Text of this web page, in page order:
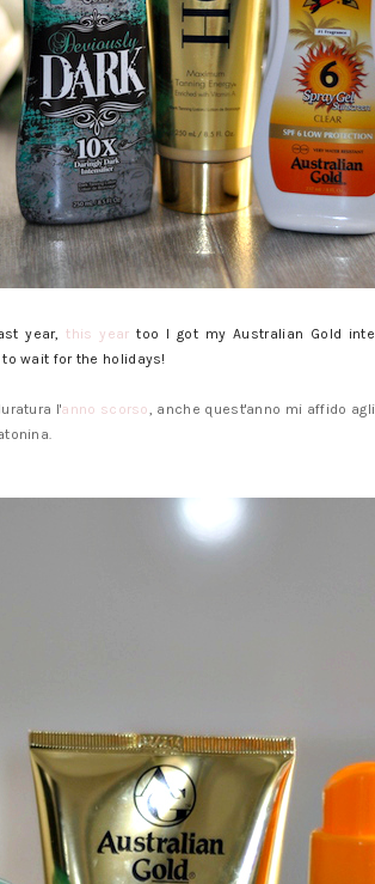
year,this year too I got my Australian Gold
wait for the holidays!
l'anno scorso, anche quest'anno mi affido